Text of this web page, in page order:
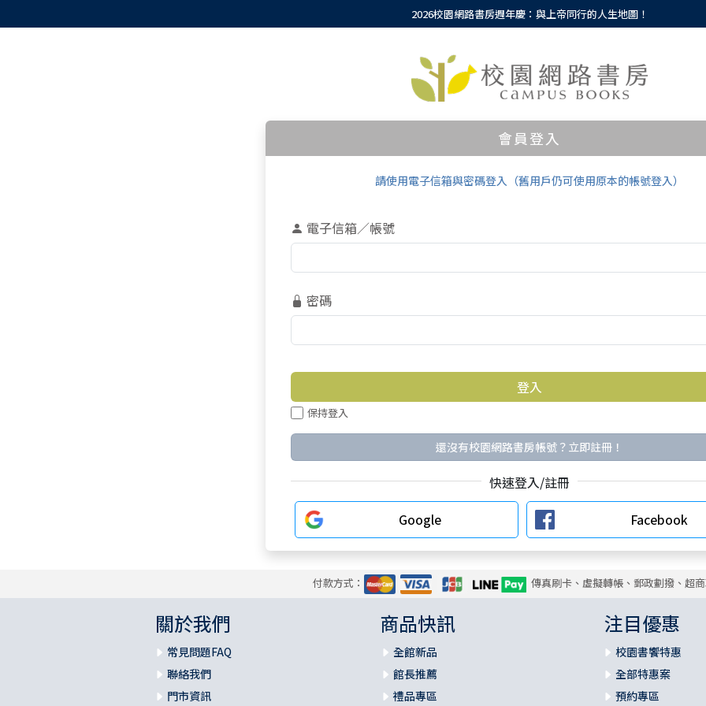
2026校園網路書房週年慶：與上帝同行的人生地圖！
會員登入
請使用電子信箱與密碼登入（舊用戶仍可使用原本的帳號登入）
電子信箱／帳號
密碼
保持登入
還沒有校園網路書房帳號？立即註冊！
快速登入/註冊
Google
Facebook
付款方式： 傳真刷卡、虛擬轉帳、郵政劃撥、超
關於我們
常見問題FAQ
聯絡我們
門市資訊
商品快訊
全館新品
館長推薦
禮品專區
注目優惠
校園書饗特惠
全部特惠案
預約專區